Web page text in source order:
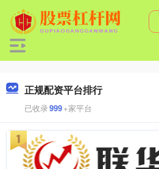
正规配资平台排行
已收录999+家平台